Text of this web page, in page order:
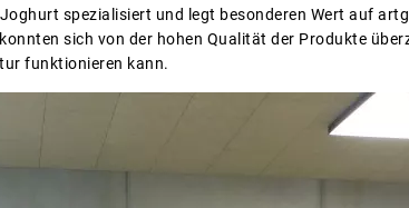
spezialisiert und legt besonderen Wert auf
sich von der hohen Qualität der Produkte
funktionieren kann.